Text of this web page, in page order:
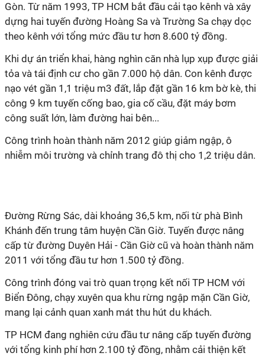
Gòn. Từ năm 1993, TP HCM bắt đầu cải tạo kênh và xây
dựng hai tuyến đường Hoàng Sa và Trường Sa chạy dọc
theo kênh với tổng mức đầu tư hơn 8.600 tỷ đồng.
Khi dự án triển khai, hàng nghìn căn nhà lụp xụp được giải
tỏa và tái định cư cho gần 7.000 hộ dân. Con kênh được
nạo vét gần 1,1 triệu m3 đất, lắp đặt gần 16 km bờ kè, thi
công 9 km tuyến cống bao, gia cố cầu, đặt máy bơm
công suất lớn, làm đường hai bên...
Công trình hoàn thành năm 2012 giúp giảm ngập, ô
nhiễm môi trường và chỉnh trang đô thị cho 1,2 triệu dân.
Đường Rừng Sác, dài khoảng 36,5 km, nối từ phà Bình
Khánh đến trung tâm huyện Cần Giờ. Tuyến được nâng
cấp từ đường Duyên Hải - Cần Giờ cũ và hoàn thành năm
2011 với tổng đầu tư hơn 1.500 tỷ đồng.
Công trình đóng vai trò quan trọng kết nối TP HCM với
Biển Đông, chạy xuyên qua khu rừng ngập mặn Cần Giờ,
mang lại cảnh quan xanh mát thu hút du khách.
TP HCM đang nghiên cứu đầu tư nâng cấp tuyến đường
với tổng kinh phí hơn 2.100 tỷ đồng, nhằm cải thiện kết